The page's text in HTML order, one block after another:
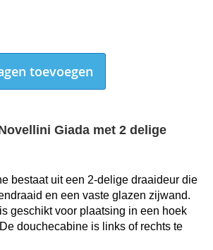
toevoegen
Giada met 2 delige
bestaat uit een 2-delige draaideur die
en een vaste glazen zijwand.
geschikt voor plaatsing in een hoek
douchecabine is links of rechts te